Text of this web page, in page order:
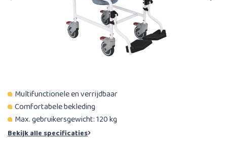
Multifunctionele en verrijdbaar
Comfortabele bekleding
Max. gebruikersgewicht: 120 kg​
Bekijk alle specificaties